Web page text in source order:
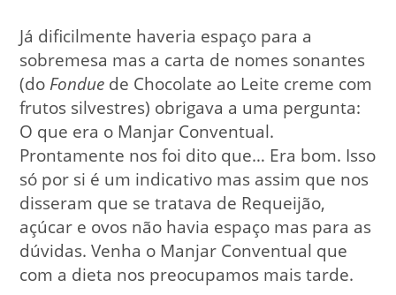
Já dificilmente haveria espaço para a
sobremesa mas a carta de nomes sonantes
(do Fondue de Chocolate ao Leite creme com
frutos silvestres) obrigava a uma pergunta:
O que era o Manjar Conventual.
Prontamente nos foi dito que… Era bom. Isso
só por si é um indicativo mas assim que nos
disseram que se tratava de Requeijão,
açúcar e ovos não havia espaço mas para as
dúvidas. Venha o Manjar Conventual que
com a dieta nos preocupamos mais tarde.